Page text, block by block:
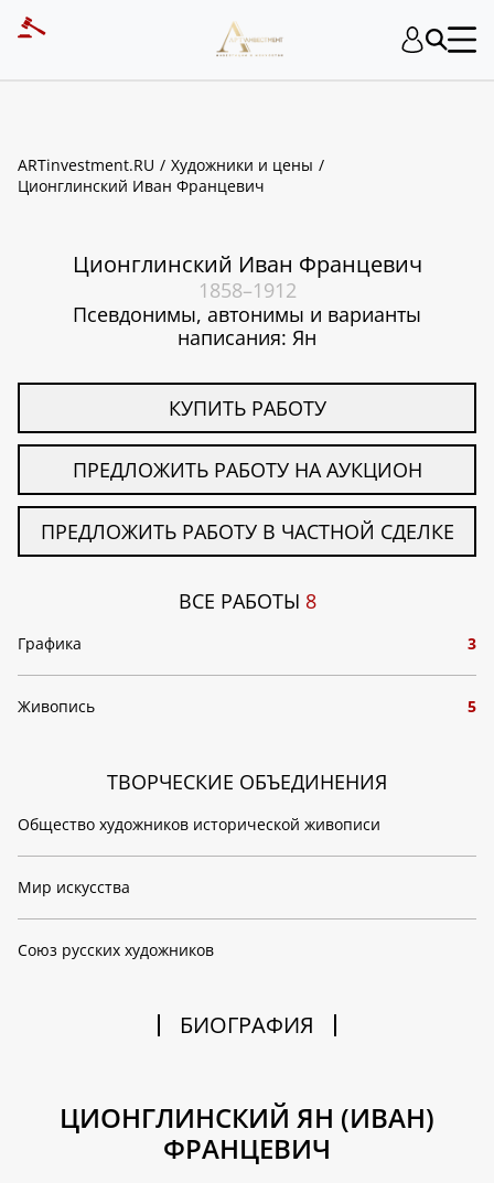
ARTinvestment.RU
Художники и цены
Ционглинский Иван Францевич
Ционглинский Иван Францевич
1858–1912
Псевдонимы, автонимы и варианты
написания: Ян
КУПИТЬ РАБОТУ
ПРЕДЛОЖИТЬ РАБОТУ НА АУКЦИОН
ПРЕДЛОЖИТЬ РАБОТУ В ЧАСТНОЙ СДЕЛКЕ
ВСЕ РАБОТЫ 8
Графика 3
Живопись 5
ТВОРЧЕСКИЕ ОБЪЕДИНЕНИЯ
Общество художников исторической живописи
Мир искусства
Союз русских художников
БИОГРАФИЯ
ЦИОНГЛИНСКИЙ ЯН (ИВАН)
ФРАНЦЕВИЧ